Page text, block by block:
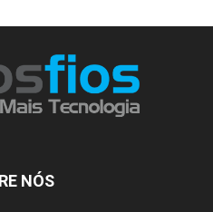
NÓS